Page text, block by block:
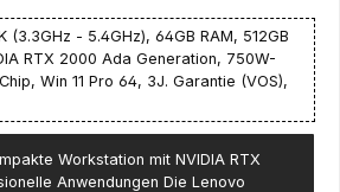
(3.3GHz - 5.4GHz), 64GB RAM, 512GB
RTX 2000 Ada Generation, 750W-
Win 11 Pro 64, 3J. Garantie (VOS),
Workstation mit NVIDIA RTX
Anwendungen Die Lenovo